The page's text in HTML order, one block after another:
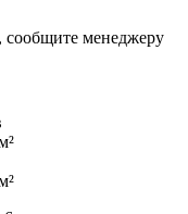
сообщите менеджеру